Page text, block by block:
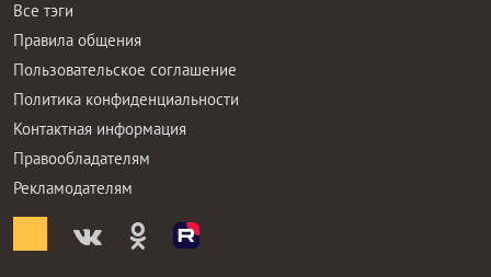
Все тэги
Правила общения
Пользовательское соглашение
Политика конфиденциальности
Контактная информация
Правообладателям
Рекламодателям